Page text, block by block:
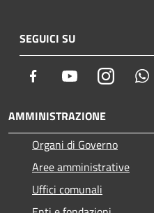
SEGUICI SU
Facebook YoutubeInstagram
AMMINISTRAZIONE
Organi di Governo
Aree amministrative
Uffici comunali